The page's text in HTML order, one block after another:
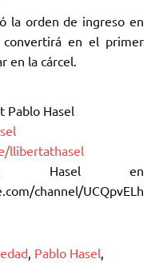
la orden de ingreso en
convertirá en el primer
en la cárcel.
Pablo Hasel
llibertathasel
Hasel en
channel/UCQpvELh
, Pablo Hasel,